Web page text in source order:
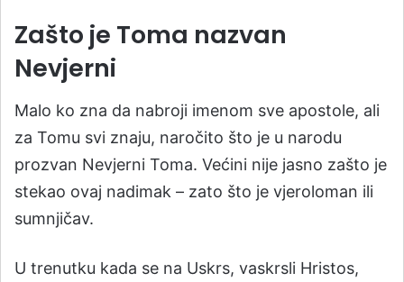
Zašto je Toma nazvan
Nevjerni
Malo ko zna da nabroji imenom sve apostole, ali
za Tomu svi znaju, naročito što je u narodu
prozvan Nevjerni Toma. Većini nije jasno zašto je
stekao ovaj nadimak – zato što je vjeroloman ili
sumnjičav.
U trenutku kada se na Uskrs, vaskrsli Hristos,